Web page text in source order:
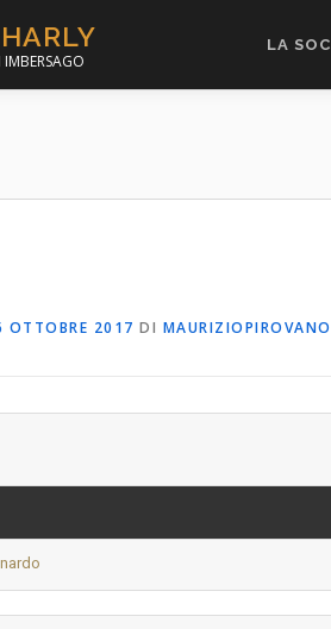
LA
OTTOBRE 2017 DI MAURIZIOPIROVANO